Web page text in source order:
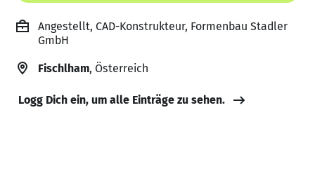
Angestellt, CAD-Konstrukteur, Formenbau Stadler
GmbH
Fischlham, Österreich
Logg Dich ein, um alle Einträge zu sehen.